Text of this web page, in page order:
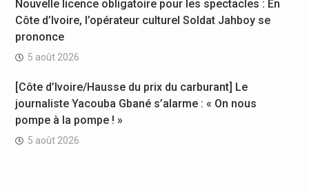
Nouvelle licence obligatoire pour les spectacles : En
Côte d’Ivoire, l’opérateur culturel Soldat Jahboy se
prononce
5 août 2026
[Côte d’Ivoire/Hausse du prix du carburant] Le
journaliste Yacouba Gbané s’alarme : « On nous
pompe à la pompe ! »
5 août 2026